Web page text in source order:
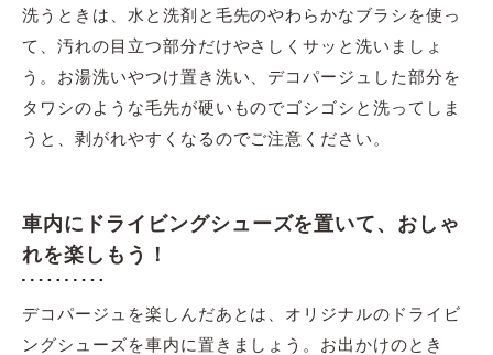
洗うときは、水と洗剤と毛先のやわらかなブラシを使っ
て、汚れの目立つ部分だけやさしくサッと洗いましょ
う。お湯洗いやつけ置き洗い、デコパージュした部分を
タワシのような毛先が硬いものでゴシゴシと洗ってしま
うと、剥がれやすくなるのでご注意ください。
車内にドライビングシューズを置いて、おしゃ
れを楽しもう！
デコパージュを楽しんだあとは、オリジナルのドライビ
ングシューズを車内に置きましょう。お出かけのとき